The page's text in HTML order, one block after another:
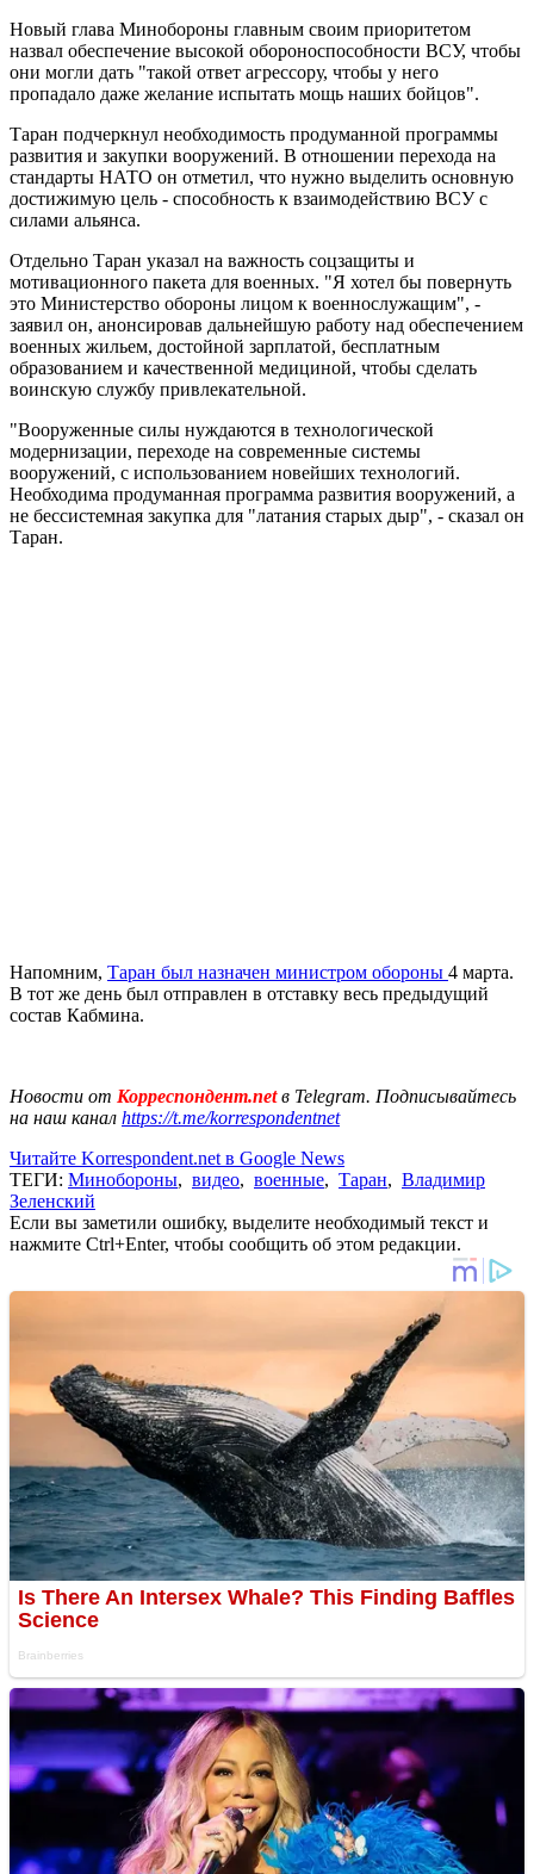
Новый глава Минобороны главным своим приоритетом
назвал обеспечение высокой обороноспособности ВСУ, чтобы
они могли дать "такой ответ агрессору, чтобы у него
пропадало даже желание испытать мощь наших бойцов".
Таран подчеркнул необходимость продуманной программы
развития и закупки вооружений. В отношении перехода на
стандарты НАТО он отметил, что нужно выделить основную
достижимую цель - способность к взаимодействию ВСУ с
силами альянса.
Отдельно Таран указал на важность соцзащиты и
мотивационного пакета для военных. "Я хотел бы повернуть
это Министерство обороны лицом к военнослужащим", -
заявил он, анонсировав дальнейшую работу над обеспечением
военных жильем, достойной зарплатой, бесплатным
образованием и качественной медициной, чтобы сделать
воинскую службу привлекательной.
"Вооруженные силы нуждаются в технологической
модернизации, переходе на современные системы
вооружений, с использованием новейших технологий.
Необходима продуманная программа развития вооружений, а
не бессистемная закупка для "латания старых дыр", - сказал он
Таран.
Напомним, Таран был назначен министром обороны 4 марта.
В тот же день был отправлен в отставку весь предыдущий
состав Кабмина.
Новости от Корреспондент.netв Telegram. Подписывайтесь
на наш канал https://t.me/korrespondentnet
Читайте Korrespondent.net в Google News
ТЕГИ: Минобороны, видео, военные, Таран, Владимир
Зеленский
Если вы заметили ошибку, выделите необходимый текст и
нажмите Ctrl+Enter, чтобы сообщить об этом редакции.